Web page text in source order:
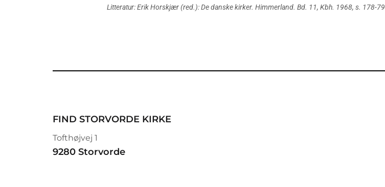
Litteratur:Erik Horskjær (red.): De danske kirker. Himmerland. Bd. 11, Kbh. 1968, s. 178-79
FIND STORVORDE KIRKE
Tofthøjvej 1
9280 Storvorde